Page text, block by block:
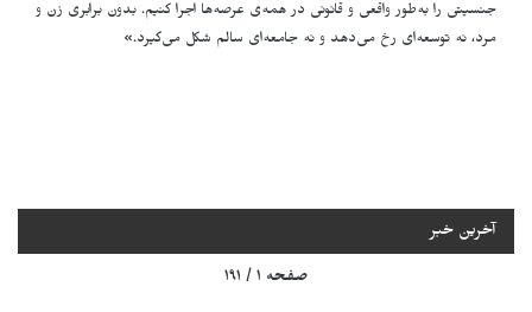
جنسیتی را به‌طور واقعی و قانونی در همه‌ی عرصه‌ها اجرا کنیم. بدون برابری زن و
مرد، نه توسعه‌ای رخ می‌دهد و نه جامعه‌ای سالم شکل می‌گیرد.»
آخرین خبر
صفحه ۱ / ۱۹۱